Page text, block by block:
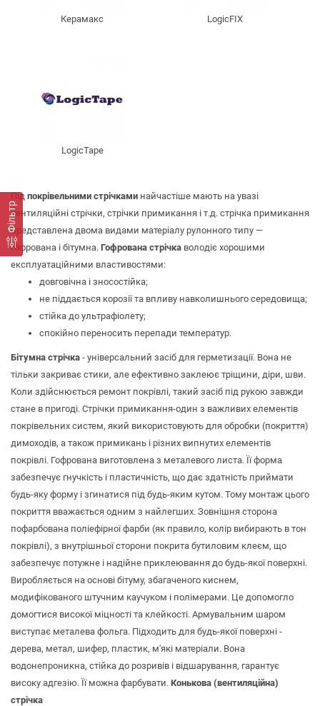
Фільтр
Керамакс LogicFIX
LogicTape
Під покрівельними стрічками найчастіше мають на увазі
вентиляційні стрічки, стрічки примикання і т.д. стрічка примикання
представлена двома видами матеріалу рулонного типу —
гофрована і бітумна. Гофрована стрічка володіє хорошими
експлуатаційними властивостями:
довговічна і зносостійка;
не піддається корозії та впливу навколишнього середовища;
стійка до ультрафіолету;
спокійно переносить перепади температур.
Бітумна стрічка - універсальний засіб для герметизації. Вона не
тільки закриває стики, але ефективно заклеює тріщини, діри, шви.
Коли здійснюється ремонт покрівлі, такий засіб під рукою завжди
стане в пригоді. Стрічки примикання-один з важливих елементів
покрівельних систем, який використовують для обробки (покриття)
димоходів, а також примикань і різних випнутих елементів
покрівлі. Гофрована виготовлена з металевого листа. Її форма
забезпечує гнучкість і пластичність, що дає здатність приймати
будь-яку форму і згинатися під будь-яким кутом. Тому монтаж цього
покриття вважається одним з найлегших. Зовнішня сторона
пофарбована поліефірної фарби (як правило, колір вибирають в тон
покрівлі), з внутрішньої сторони покрита бутиловим клеєм, що
забезпечує потужне і надійне приклеювання до будь-якої поверхні.
Виробляється на основі бітуму, збагаченого киснем,
модифікованого штучним каучуком і полімерами. Це допомогло
домогтися високої міцності та клейкості. Армувальним шаром
виступає металева фольга. Підходить для будь-якої поверхні -
дерева, метал, шифер, пластик, м'які матеріали. Вона
водонепроникна, стійка до розривів і відшарування, гарантує
високу адгезію. Її можна фарбувати. Конькова (вентиляційна)
стрічка